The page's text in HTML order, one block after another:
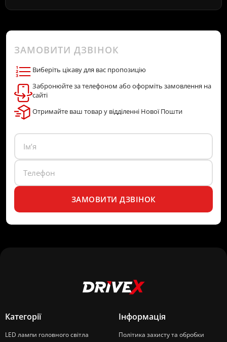
ЗАМОВИТИ ДЗВІНОК
Виберіть цікаву для вас пропозицію
Забронюйте за телефоном або оформіть замовлення на
сайті
Отримайте ваш товар у відділенні Нової Пошти
ЗАМОВИТИ ДЗВІНОК
Категорії
LED лампи головного світла
Інформація
Політика захисту та обробки